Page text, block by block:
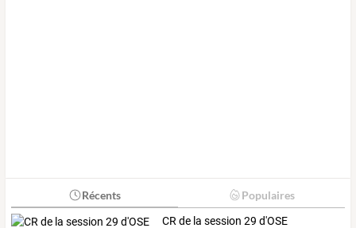
Récents Populaires
CR de la session 29 d'OSE